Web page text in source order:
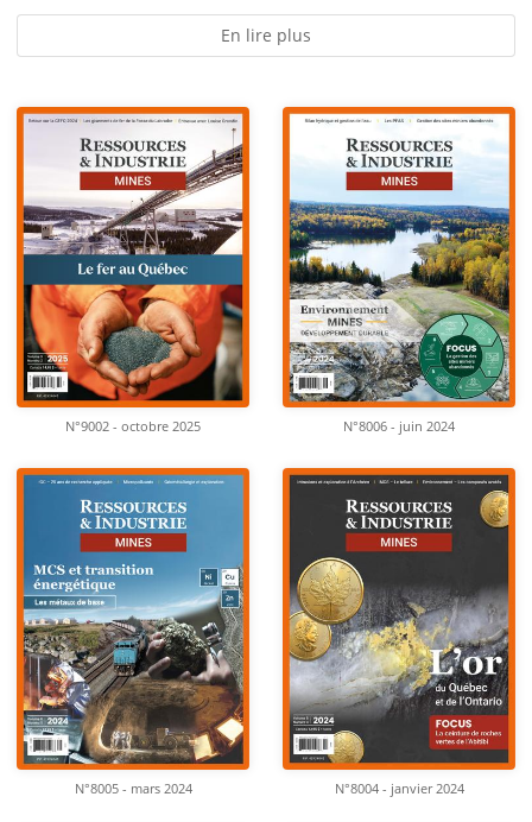
En lire plus
N°9002 - octobre 2025 N°8006 - juin 2024
N°8005 - mars 2024 N°8004 - janvier 2024